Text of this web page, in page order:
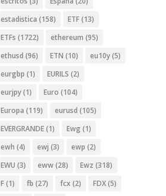
estadistica (158) ETF(13)
ETFs (1722) ethereum (95)
ethusd (96) ETN (10) eu10y(5)
eurgbp (1) EURILS (2)
eurjpy(1) Euro (104)
Europa (119) eurusd (105)
EVERGRANDE(1) Ewg (1)
ewh (4) ewj (3) ewp (2)
EWU (3) eww(28) Ewz (318)
F(1) fb (27) fcx (2) FDX(5)